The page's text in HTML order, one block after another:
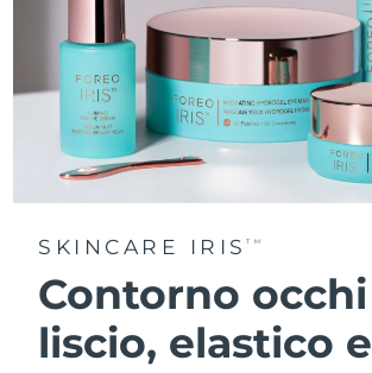
SKINCARE IRISTM
Contorno occhi
liscio, elastico e